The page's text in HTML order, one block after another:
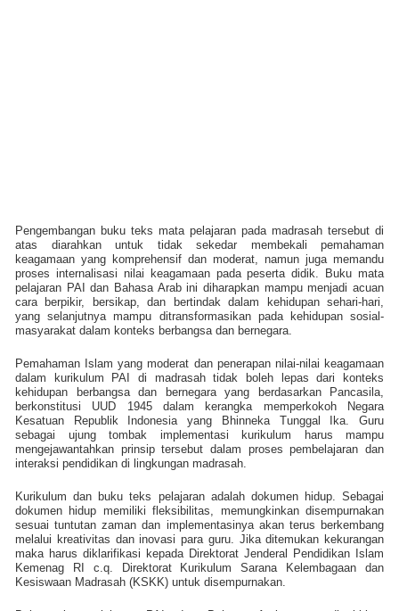
Pengembangan buku teks mata pelajaran pada madrasah tersebut di
atas diarahkan untuk tidak sekedar membekali pemahaman
keagamaan yang komprehensif dan moderat, namun juga memandu
proses internalisasi nilai keagamaan pada peserta didik. Buku mata
pelajaran PAI dan Bahasa Arab ini diharapkan mampu menjadi acuan
cara berpikir, bersikap, dan bertindak dalam kehidupan sehari-hari,
yang selanjutnya mampu ditransformasikan pada kehidupan sosial-
masyarakat dalam konteks berbangsa dan bernegara.
Pemahaman Islam yang moderat dan penerapan nilai-nilai keagamaan
dalam kurikulum PAI di madrasah tidak boleh lepas dari konteks
kehidupan berbangsa dan bernegara yang berdasarkan Pancasila,
berkonstitusi UUD 1945 dalam kerangka memperkokoh Negara
Kesatuan Republik Indonesia yang Bhinneka Tunggal Ika. Guru
sebagai ujung tombak implementasi kurikulum harus mampu
mengejawantahkan prinsip tersebut dalam proses pembelajaran dan
interaksi pendidikan di lingkungan madrasah.
Kurikulum dan buku teks pelajaran adalah dokumen hidup. Sebagai
dokumen hidup memiliki fleksibilitas, memungkinkan disempurnakan
sesuai tuntutan zaman dan implementasinya akan terus berkembang
melalui kreativitas dan inovasi para guru. Jika ditemukan kekurangan
maka harus diklarifikasi kepada Direktorat Jenderal Pendidikan Islam
Kemenag RI c.q. Direktorat Kurikulum Sarana Kelembagaan dan
Kesiswaan Madrasah (KSKK) untuk disempurnakan.